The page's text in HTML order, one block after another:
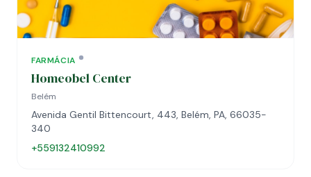
FARMÁCIA
Homeobel Center
Belém
Avenida Gentil Bittencourt, 443, Belém, PA, 66035-
340
+559132410992